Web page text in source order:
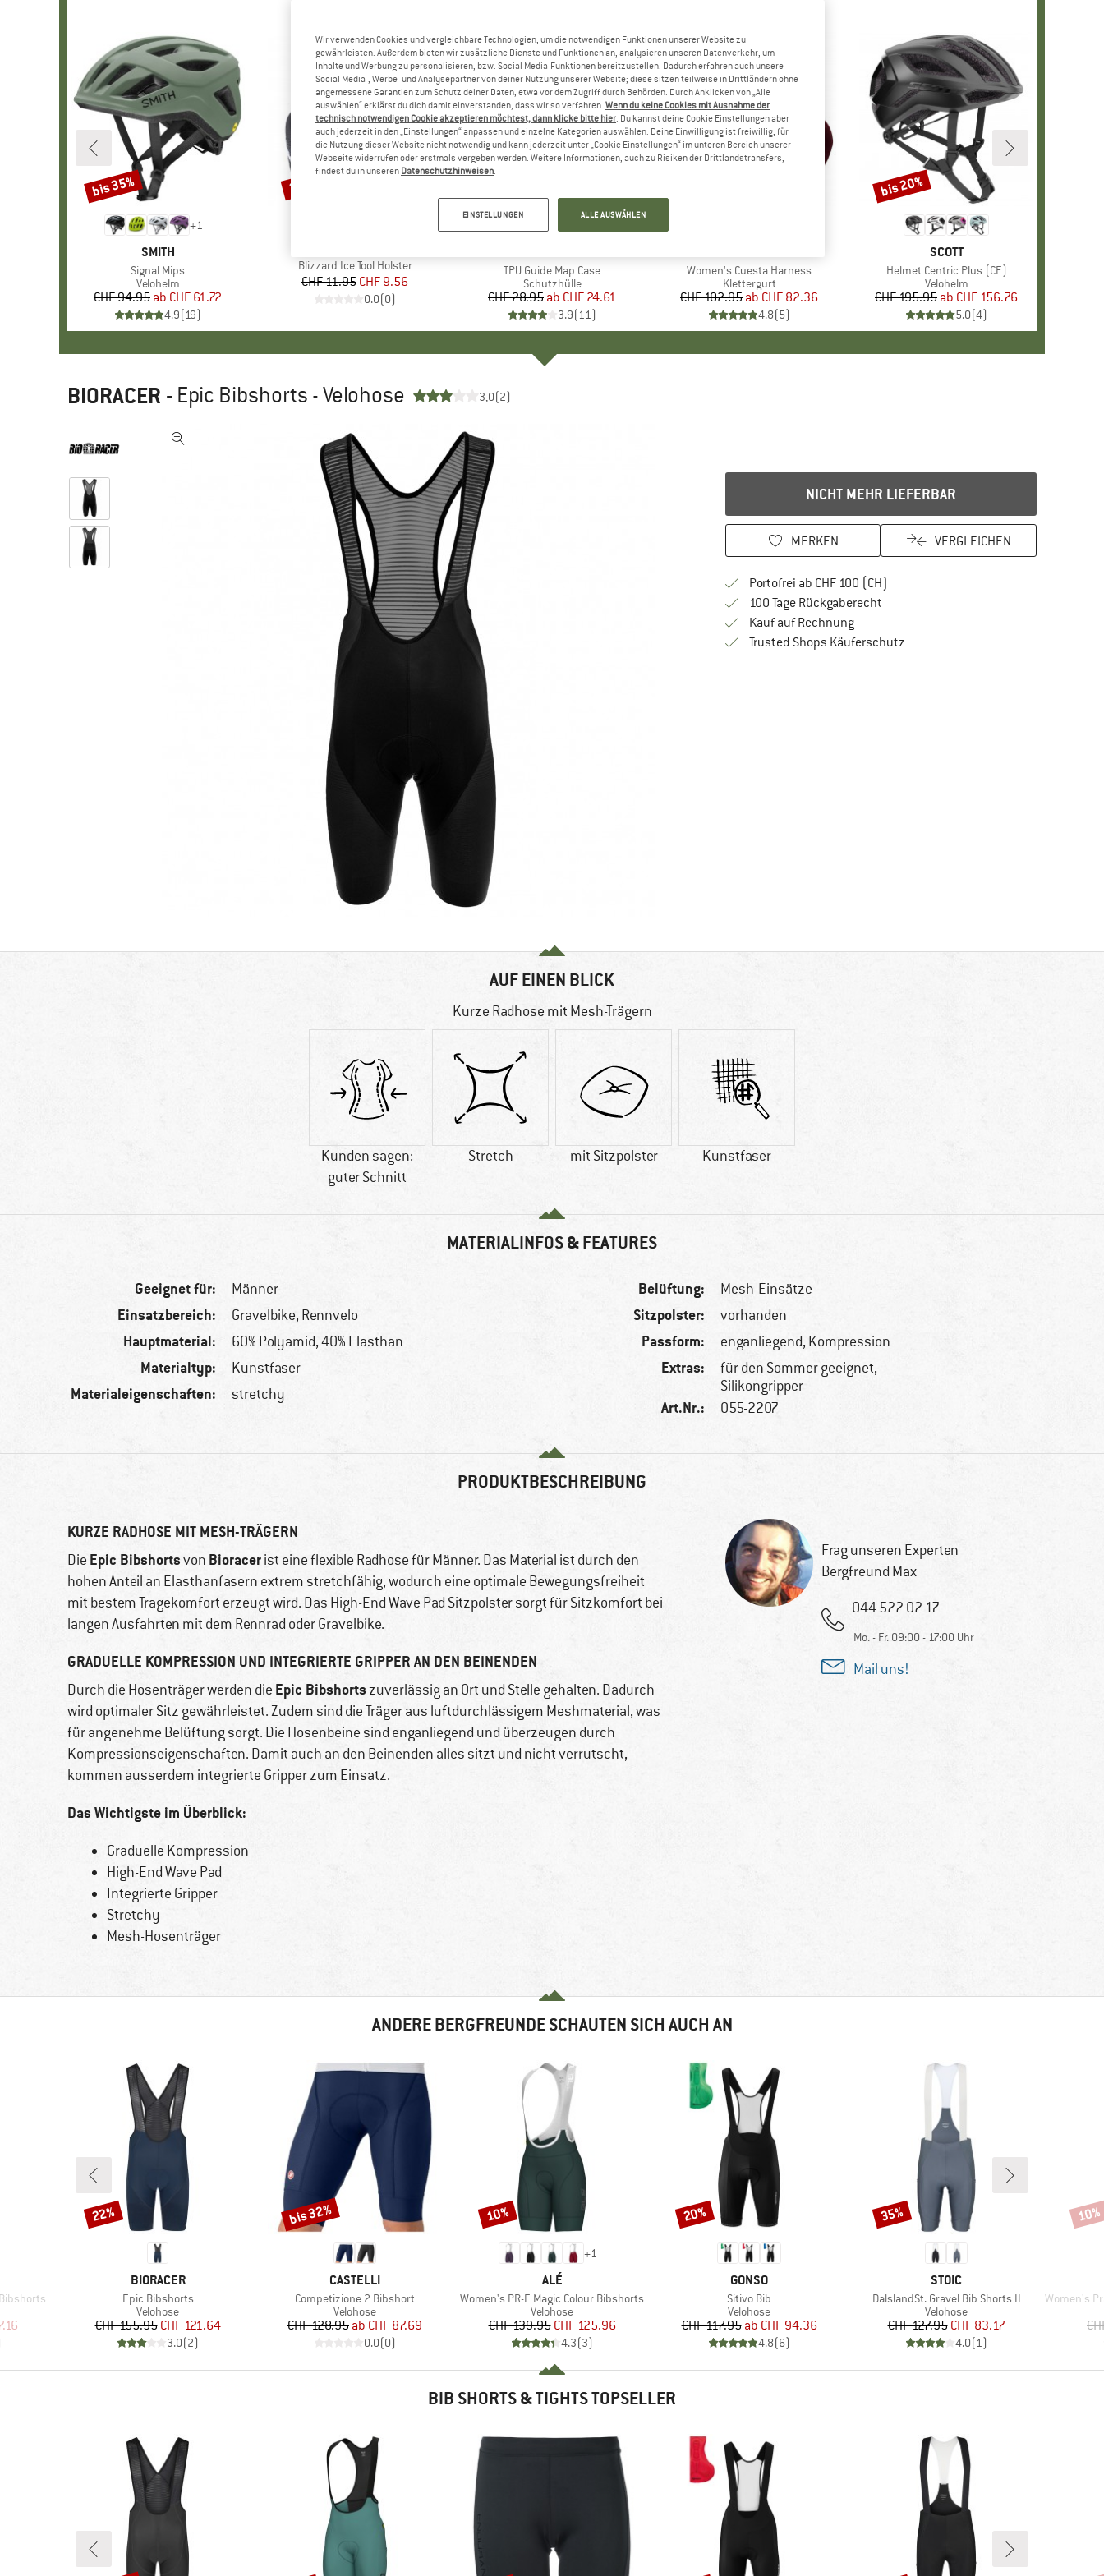
+1
MARKE
SMITH
Artikel
Signal Mips
Produktgruppe
Velohelm
Preis
CHF 94.95 reduzierter Preis
ab CHF 61.72
4.9(19)
Rabatt
bis 35%
Artikel
Blizzard Ice Tool Holster
Preis
CHF 11.95reduzierter Preis
CHF 9.56
0.0(0)
Rabatt
20%
Artikel
TPU Guide Map Case
Produktgruppe
Schutzhülle
Preis
CHF 28.95 reduzierter Preis
ab CHF 24.61
3.9(11)
Artikel
Women's Cuesta Harness
Produktgruppe
Klettergurt
Preis
CHF 102.95 reduzierter Preis
ab CHF 82.36
4.8(5)
MARKE
SCOTT
Artikel
Helmet Centric Plus (CE)
Produktgruppe
Velohelm
Preis
CHF 195.95 reduzierter Preis
ab CHF 156.76
5.0(4)
Rabatt
bis 20%
BIORACER - Epic Bibshorts - Velohose 3,0(2)
NICHT MEHR LIEFERBAR
MERKEN VERGLEICHEN
Portofrei ab CHF 100 (CH)
100 Tage RückgaberechtGehe hier zu den Rückgabe-Richtlinien
Kauf auf RechnungFinde die Zahlungs-Infos hier! Öffnet sich in
Trusted Shops KäuferschutzFinde alle Infos hier!
AUF EINEN BLICK
Kurze Radhose mit Mesh-Trägern
Kunden sagen:
guter Schnitt
Stretch mit Sitzpolster Kunstfaser
MATERIALINFOS & FEATURES
Geeignet für: Männer
Einsatzbereich: Gravelbike, Rennvelo
Hauptmaterial: 60% Polyamid, 40% Elasthan
Materialtyp: Kunstfaser
Materialeigenschaften: stretchy
Belüftung: Mesh-Einsätze
Sitzpolster: vorhanden
Passform: enganliegend, Kompression
Extras:
für den Sommer geeignet,
Silikongripper
Art.Nr.: 055-2207
PRODUKTBESCHREIBUNG
KURZE RADHOSE MIT MESH-TRÄGERN
Die Epic Bibshortsvon Bioracerist eine flexible Radhose für Männer. Das Material ist durch den
hohen Anteil an Elasthanfasern extrem stretchfähig, wodurch eine optimale Bewegungsfreiheit
mit bestem Tragekomfort erzeugt wird. Das High-End Wave Pad Sitzpolster sorgt für Sitzkomfort bei
langen Ausfahrten mit dem Rennrad oder Gravelbike.
GRADUELLE KOMPRESSION UND INTEGRIERTE GRIPPER AN DEN BEINENDEN
Durch die Hosenträger werden die Epic Bibshortszuverlässig an Ort und Stelle gehalten. Dadurch
wird optimaler Sitz gewährleistet. Zudem sind die Träger aus luftdurchlässigem Meshmaterial, was
für angenehme Belüftung sorgt. Die Hosenbeine sind enganliegend und überzeugen durch
Kompressionseigenschaften. Damit auch an den Beinenden alles sitzt und nicht verrutscht,
kommen ausserdem integrierte Gripper zum Einsatz.
Das Wichtigste im Überblick:
Graduelle Kompression
High-End Wave Pad
Integrierte Gripper
Stretchy
Mesh-Hosenträger
Frag unseren Experten
Bergfreund Max
044 522 02 17
Mo. - Fr. 09:00 - 17:00 Uhr
Mail uns!
ANDERE BERGFREUNDE SCHAUTEN SICH AUCH AN
Preis
MARKE
BIORACER
Artikel
Epic Bibshorts
Produktgruppe
Velohose
Preis
CHF 155.95reduzierter Preis
CHF 121.64
3.0(2)
Rabatt
22%
MARKE
CASTELLI
Artikel
Competizione 2 Bibshort
Produktgruppe
Velohose
Preis
CHF 128.95 reduzierter Preis
ab CHF 87.69
0.0(0)
Rabatt
bis 32%
+1
MARKE
ALÉ
Artikel
Women's PR-E Magic Colour Bibshorts
Produktgruppe
Velohose
Preis
CHF 139.95reduzierter Preis
CHF 125.96
4.3(3)
Rabatt
10%
MARKE
GONSO
Artikel
Sitivo Bib
Produktgruppe
Velohose
Preis
CHF 117.95 reduzierter Preis
ab CHF 94.36
4.8(6)
Rabatt
20%
MARKE
STOIC
Artikel
DalslandSt. Gravel Bib Shorts II
Produktgruppe
Velohose
Preis
CHF 127.95reduzierter Preis
CHF 83.17
4.0(1)
Rabatt
35%
Artikel
Women's
10%
BIB SHORTS & TIGHTS TOPSELLER
Wir verwenden Cookies und vergleichbare Technologien, um die notwendigen Funktionen unserer Website zu
gewährleisten. Außerdem bieten wir zusätzliche Dienste und Funktionen an, analysieren unseren Datenverkehr, um
Inhalte und Werbung zu personalisieren, bzw. Social Media-Funktionen bereitzustellen. Dadurch erfahren auch unsere
Social Media-, Werbe- und Analysepartner von deiner Nutzung unserer Website; diese sitzen teilweise in Drittländern ohne
angemessene Garantien zum Schutz deiner Daten, etwa vor dem Zugriff durch Behörden. Durch Anklicken von „Alle
auswählen“ erklärst du dich damit einverstanden, dass wir so verfahren. Wenn du keine Cookies mit Ausnahme der
technisch notwendigen Cookie akzeptieren möchtest, dann klicke bitte hier. Du kannst deine Cookie Einstellungen aber
auch jederzeit in den „Einstellungen“ anpassen und einzelne Kategorien auswählen. Deine Einwilligung ist freiwillig, für
die Nutzung dieser Website nicht notwendig und kann jederzeit unter „Cookie Einstellungen“ im unteren Bereich unserer
Webseite widerrufen oder erstmals vergeben werden. Weitere Informationen, auch zu Risiken der Drittlandstransfers,
findest du in unseren Datenschutzhinweisen.
EINSTELLUNGEN ALLE AUSWÄHLEN